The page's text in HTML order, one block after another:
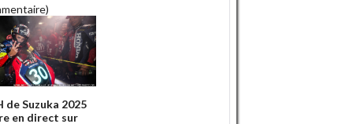
de Suzuka 2025
en direct sur